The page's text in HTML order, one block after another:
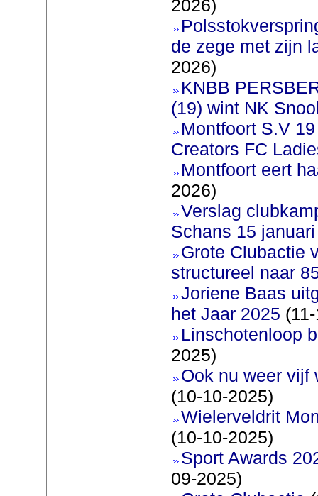
2026)
de zege met zijn
2026)
KNBB
(19) wint NK
Montfoort S.V
Creators FC
Montfoort eert
2026)
Verslag
Schans 15 januari
Grote Clubactie
structureel naar
Joriene Baas
het Jaar 2025
Linschotenloop
2025)
Ook nu weer vijf
(10-10-2025)
Wielerveldrit
(10-10-2025)
Sport Awards
09-2025)